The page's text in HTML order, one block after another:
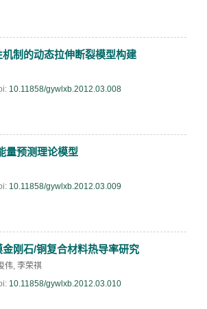
制的动态拉伸断裂模型构建
10.11858/gywlxb.2012.03.008
量预测理论模型
10.11858/gywlxb.2012.03.009
刚石/铜复合材料热导率研究
伟, 李荣祺
10.11858/gywlxb.2012.03.010